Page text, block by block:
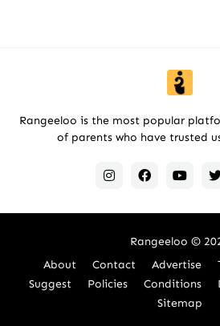
Rangeeloo is the most popular
of parents who have trusted
Rangeeloo ©
About
Contact Advertise
Suggest
Policies Conditions
Sitemap